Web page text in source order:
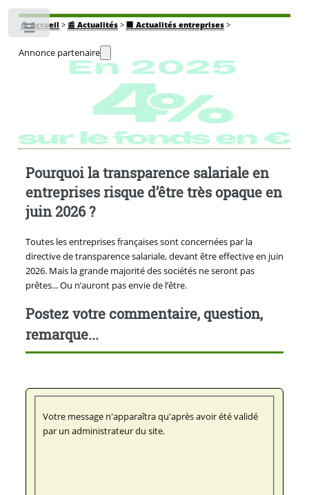
🏠Accueil > 📰 Actualités> 🏢 Actualités entreprises>
Annonce partenaire
Pourquoi la transparence salariale en
entreprises risque d’être très opaque en
juin 2026 ?
Toutes les entreprises françaises sont concernées par la
directive de transparence salariale, devant être effective en juin
2026. Mais la grande majorité des sociétés ne seront pas
prêtes... Ou n’auront pas envie de l’être.
Postez votre commentaire, question,
remarque...
Votre message n'apparaîtra qu'après avoir été validé
par un administrateur du site.
Toggle